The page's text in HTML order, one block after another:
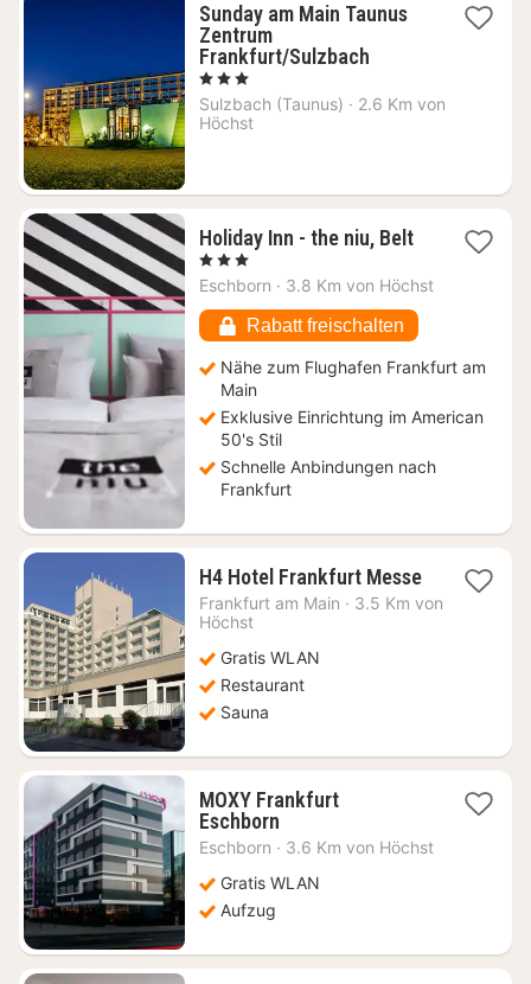
Sunday am Main Taunus
Zentrum
Frankfurt/Sulzbach2
ab
, 3 Sterne
Sulzbach (Taunus) · 2.6 Km von
Höchst
Holiday Inn - the niu, Belt2
Nächte
ab
€
, 3 Sterne
Eschborn · 3.8 Km von Höchst
Rabatt freischalten
Nähe zum Flughafen Frankfurt am
Main
Exklusive Einrichtung im American
50's Stil
Schnelle Anbindungen nach
Frankfurt
H4 Hotel Frankfurt Messe2
Nächte
Frankfurt am Main · 3.5 Km von
Höchst
Gratis WLAN
Restaurant
Sauna
MOXY Frankfurt
Eschborn2
Nächte
57,89
Eschborn · 3.6 Km von Höchst
Gratis WLAN
Aufzug